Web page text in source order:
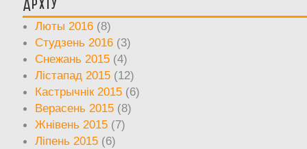
Архіў
Люты 2016 (8)
Студзень 2016 (3)
Снежань 2015 (4)
Лістапад 2015 (12)
Кастрычнік 2015 (6)
Верасень 2015 (8)
Жнівень 2015 (7)
Ліпень 2015 (6)